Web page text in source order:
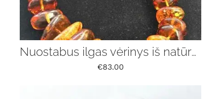
Nuostabus ilgas vėrinys iš natūralaus Baltijos gintaro
€83.00